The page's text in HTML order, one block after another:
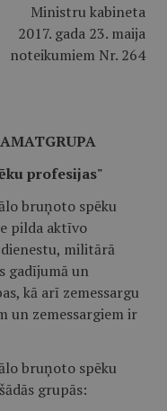
Ministru kabineta
2017. gada 23. maija
noteikumiem Nr. 264
profesijas"
bruņoto spēku
pilda aktīvo
militārā
gadījumā un
kā arī zemessargu
un zemessargiem ir
bruņoto spēku
grupās: